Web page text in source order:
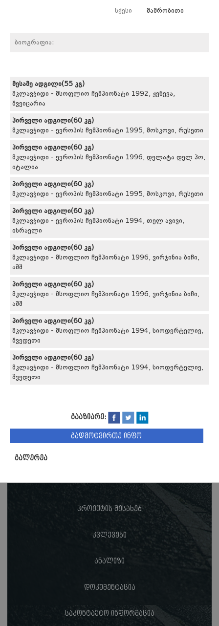
სქესი მამრობითი
ბიოგრაფია:
მესამე ადგილი(55 კგ)
მკლავჭიდი - მსოფლიო ჩემპიონატი 1992, ჟენევა,
შვეიცარია
პირველი ადგილი(60 კგ)
მკლავჭიდი - ევროპის ჩემპიონატი 1995, მოსკოვი, რუსეთი
პირველი ადგილი(60 კგ)
მკლავჭიდი - ევროპის ჩემპიონატი 1996, დელატა დელ პო,
იტალია
პირველი ადგილი(60 კგ)
მკლავჭიდი - ევროპის ჩემპიონატი 1995, მოსკოვი, რუსეთი
პირველი ადგილი(60 კგ)
მკლავჭიდი - ევროპის ჩემპიონატი 1994, თელ ავივი,
ისრაელი
პირველი ადგილი(60 კგ)
მკლავჭიდი - მსოფლიო ჩემპიონატი 1996, ვირჯინია ბიჩი,
აშშ
პირველი ადგილი(60 კგ)
მკლავჭიდი - მსოფლიო ჩემპიონატი 1996, ვირჯინია ბიჩი,
აშშ
პირველი ადგილი(60 კგ)
მკლავჭიდი - მსოფლიო ჩემპიონატი 1994, სიოდერტელიე,
შვედეთი
პირველი ადგილი(60 კგ)
მკლავჭიდი - მსოფლიო ჩემპიონატი 1994, სიოდერტელიე,
შვედეთი
გააზიარე:
გადმოტვირთე ინფო
გალერეა
პროექტის შესახებ
კვლევები
ანალიზი
დოკუმენტაცია
საკონტაქტო ინფორმაცია